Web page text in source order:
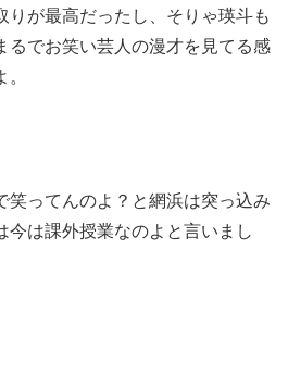
りが最高だったし、そりゃ瑛斗も
るでお笑い芸人の漫才を見てる感
笑ってんのよ？と網浜は突っ込み
今は課外授業なのよと言いまし